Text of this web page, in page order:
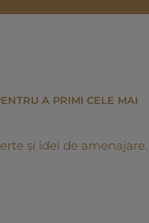
A PRIMI CELE MAI
și idei de amenajare.